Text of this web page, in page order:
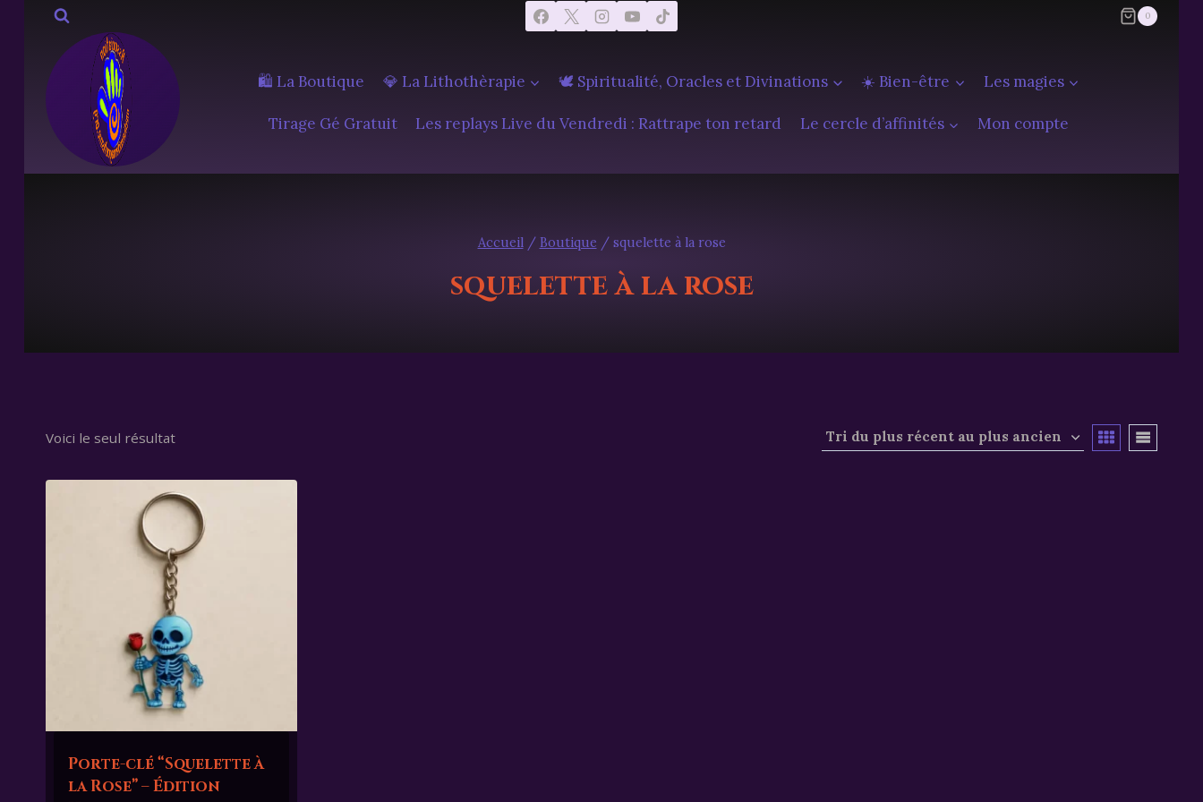
Aller
contenu
0
🛍️ La Boutique 💎 La Lithothèrapie 🕊️ Spiritualité, Oracles et Divinations ☀️ Bien-être Les magies
Tirage Gé Gratuit Les replays Live du Vendredi : Rattrape ton retard Le cercle d’affinités Mon compte
Accueil / Boutique / squelette à la rose
squelette à la rose
Voici le seul résultat
Porte-clé “Squelette à
la Rose” – Édition